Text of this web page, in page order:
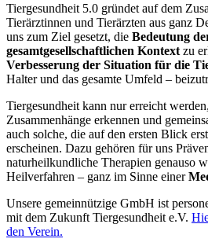
Tiergesundheit 5.0 gründet auf dem
Tierärztinnen und Tierärzten aus ganz
uns zum Ziel gesetzt, die Bedeutung
gesamtgesellschaftlichen Kontext zu
Verbesserung der Situation für die
Halter und das gesamte Umfeld –
Tiergesundheit kann nur erreicht
Zusammenhänge erkennen und
auch solche, die auf den ersten Blick
erscheinen. Dazu gehören für uns
naturheilkundliche Therapien genauso
Heilverfahren – ganz im Sinne einer
Unsere gemeinnützige GmbH ist
mit dem Zukunft Tiergesundheit e.V.
den Verein.